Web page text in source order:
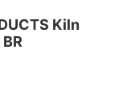
Kiln